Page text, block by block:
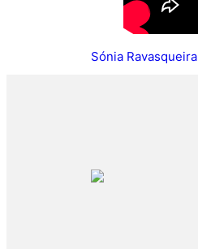
Sónia Ravasqueira